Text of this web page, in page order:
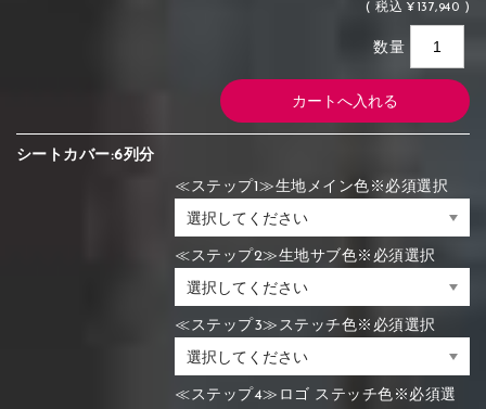
(税込 ¥137,940 )
数量
シートカバー:6列分
≪ステップ1≫生地メイン色※必須選択
≪ステップ2≫生地サブ色※必須選択
≪ステップ3≫ステッチ色※必須選択
≪ステップ4≫ロゴ ステッチ色※必須選